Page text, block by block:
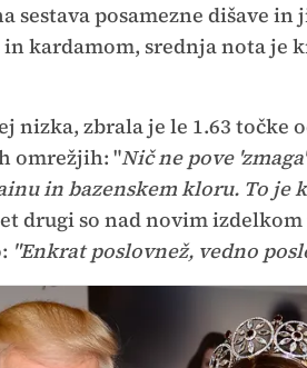
sestava posamezne dišave
kardamom, srednja nota je
nizka, zbrala je le 1.63 točke
omrežjih: "Nič ne pove
in bazenskem kloru. To je
drugi so nad novim
"Enkrat poslovnež, vedno